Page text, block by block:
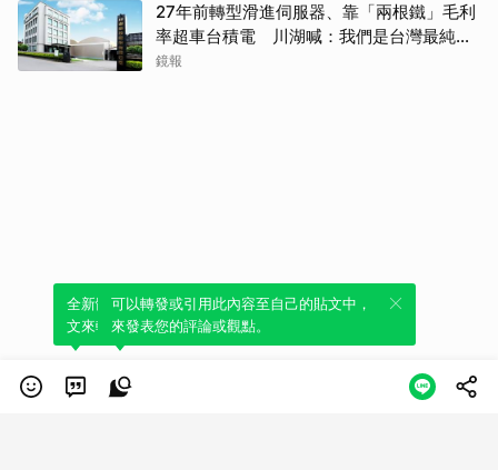
27年前轉型滑進伺服器、靠「兩根鐵」毛利
率超車台積電 川湖喊：我們是台灣最純AI
股
鏡報
全新體驗！一鍵引用此內容，透過發布貼
文來輕鬆表達個人立場。
可以轉發或引用此內容至自己的貼文中，
來發表您的評論或觀點。